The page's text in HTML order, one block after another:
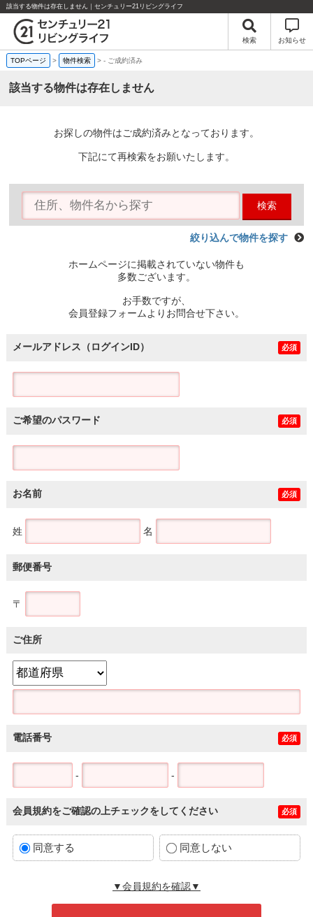
該当する物件は存在しません｜センチュリー21リビングライフ
検索 お知らせ
TOPページ > 物件検索 >- ご成約済み
該当する物件は存在しません
お探しの物件はご成約済みとなっております。
下記にて再検索をお願いたします。
検索
絞り込んで物件を探す
ホームページに掲載されていない物件も
多数ございます。
お手数ですが、
会員登録フォームよりお問合せ下さい。
メールアドレス（ログインID） 必須
ご希望のパスワード 必須
お名前 必須
姓 名
郵便番号
〒
ご住所
電話番号 必須
- -
会員規約をご確認の上チェックをしてください 必須
同意する 同意しない
▼会員規約を確認▼